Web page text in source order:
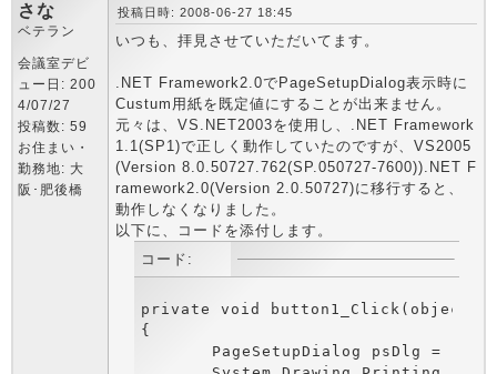
さな
ベテラン
会議室デビ
ュー日: 200
4/07/27
投稿数: 59
お住まい・
勤務地: 大
阪･肥後橋
投稿日時: 2008-06-27 18:45
いつも、拝見させていただいてます。
.NET Framework2.0でPageSetupDialog表示時に
Custum用紙を既定値にすることが出来ません。
元々は、VS.NET2003を使用し、.NET Framework
1.1(SP1)で正しく動作していたのですが、VS2005
(Version 8.0.50727.762(SP.050727-7600)).NET F
ramework2.0(Version 2.0.50727)に移行すると、
動作しなくなりました。
以下に、コードを添付します。
コード:
private void button1_Click(object
{